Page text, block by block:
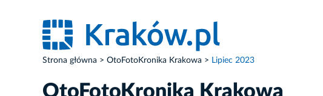
Strona główna OtoFotoKronika Krakowa Lipiec 2023
OtoFotoKronika Krakowa